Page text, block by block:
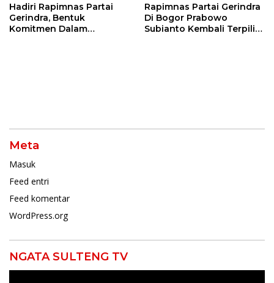
Hadiri Rapimnas Partai
Gerindra, Bentuk
Komitmen Dalam
Rapimnas Partai Gerindra
Di Bogor Prabowo
Subianto Kembali Terpilih
Meta
Masuk
Feed entri
Feed komentar
WordPress.org
NGATA SULTENG TV